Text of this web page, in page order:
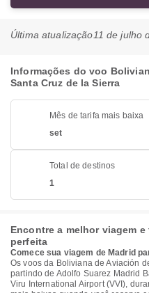
Última atualização11 de julho
Informações do voo
Santa Cruz de la Sierra
Mês de tarifa mais baixa
set
Total de destinos
1
Encontre a melhor viagem
perfeita
Comece sua viagem de Madrid
Os voos da Boliviana de Aviación
partindo de Adolfo Suarez Madrid
Viru International Airport (VVI),